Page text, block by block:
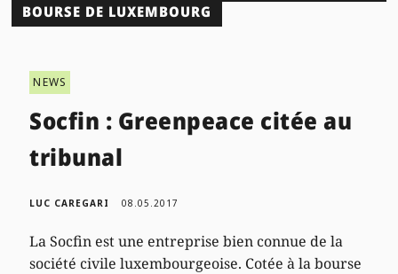
BOURSE DE LUXEMBOURG
NEWS
Socfin : Greenpeace citée au
tribunal
LUC CAREGARI 08.05.2017
La Socfin est une entreprise bien connue de la
société civile luxembourgeoise. Cotée à la bourse